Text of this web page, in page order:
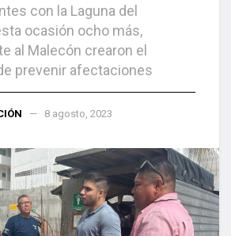
con la Laguna del
ocasión ocho más,
al Malecón crearon el
prevenir afectaciones
8 agosto, 2023